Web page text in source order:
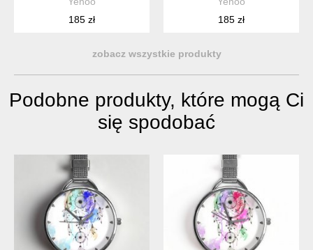
185 zł
185 zł
zobacz wszystkie produkty
Podobne produkty, które mogą Ci
się spodobać